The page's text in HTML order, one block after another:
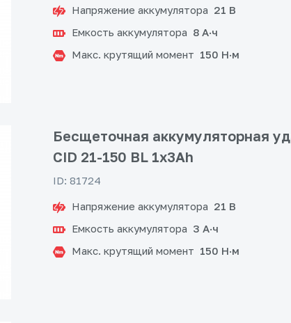
Напряжение аккумулятора 21 В
Емкость аккумулятора 8 А·ч
Макс. крутящий момент 150 Н·м
Бесщеточная аккумуляторная
CID 21-150 BL 1x3Ah
ID: 81724
Напряжение аккумулятора 21 В
Емкость аккумулятора 3 А·ч
Макс. крутящий момент 150 Н·м